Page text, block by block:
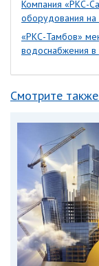
Компания «РКС-
оборудования на
«РКС-Тамбов»
водоснабжения в
Смотрите